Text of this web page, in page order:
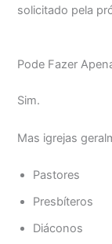
solicitado pela
Pode Fazer
Sim.
Mas igrejas
Pastores
Presbíteros
Diáconos